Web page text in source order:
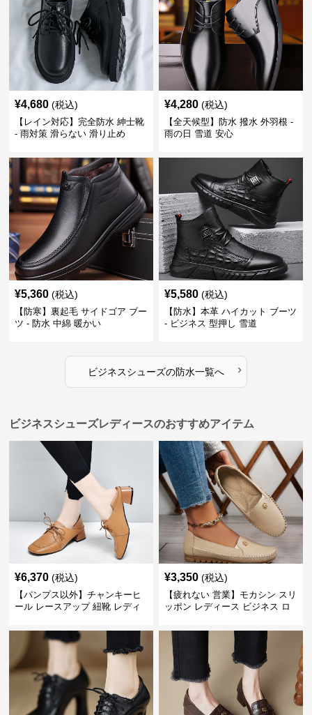
¥4,680 (税込)
【レイン対応】完全防水 紳士靴
- 雨対策 滑らない 滑り止め
¥4,280 (税込)
【全天候型】防水 撥水 外羽根 -
雨の日 雪道 安心
¥5,360 (税込)
【防寒】裏起毛 サイドゴア ブー
ツ - 防水 中綿 暖かい
¥5,580 (税込)
【防水】本革 ハイカット ブーツ
- ビジネス 型押し 雪道
ビジネスシューズの防水一覧へ ›
ビジネスシューズレディースのおすすめアイテム
¥6,370 (税込)
【パンプス以外】チャンキーヒ
ール レースアップ 紐靴 レディ
ーツ スクエアトゥ 歩きやすい
¥3,350 (税込)
【疲れない 営業】モカシン スリ
ッポン レディース ビジネス ロ
ジュアル パンプス以外